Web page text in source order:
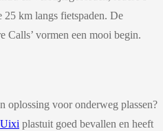
25 km langs fietspaden. De
Calls’ vormen een mooi begin.
oplossing voor onderweg plassen?
Uixi plastuit goed bevallen en heeft